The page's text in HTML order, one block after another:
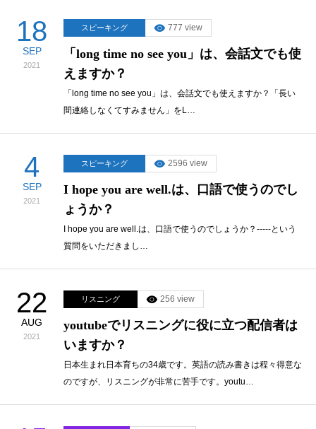
18
SEP
2021
スピーキング 777 view
「long time no see you」は、会話文でも使
えますか？
「long time no see you」は、会話文でも使えますか？「長い
間連絡しなくてすみません」をL…
4
SEP
2021
スピーキング 2596 view
I hope you are well.は、口語で使うのでし
ょうか？
I hope you are well.は、口語で使うのでしょうか？-----という
質問をいただきまし…
22
AUG
2021
リスニング 256 view
youtubeでリスニングに役に立つ配信者は
いますか？
日本生まれ日本育ちの34歳です。英語の読み書きは程々得意な
のですが、リスニングが非常に苦手です。youtu…